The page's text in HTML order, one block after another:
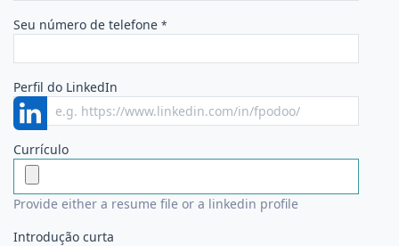
Seu número de telefone *
Perfil do LinkedIn
Currículo
Provide either a resume file or a linkedin profile
Introdução curta